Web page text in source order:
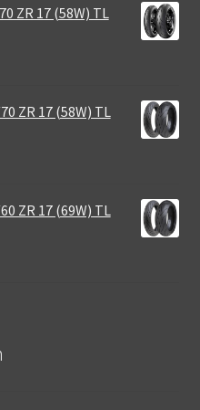
ZR 17 (58W) TL
ZR 17 (58W) TL
ZR 17 (69W) TL